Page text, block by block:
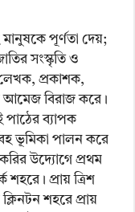
পূর্ণতা দেয়;
সংস্কৃতি ও
প্রকাশক,
বিরাজ করে।
পাঠের ব্যাপক
ভূমিকা পালন করে
উদ্যোগে প্রথম
শহরে। প্রায় ত্রিশ
শহরে প্রায়